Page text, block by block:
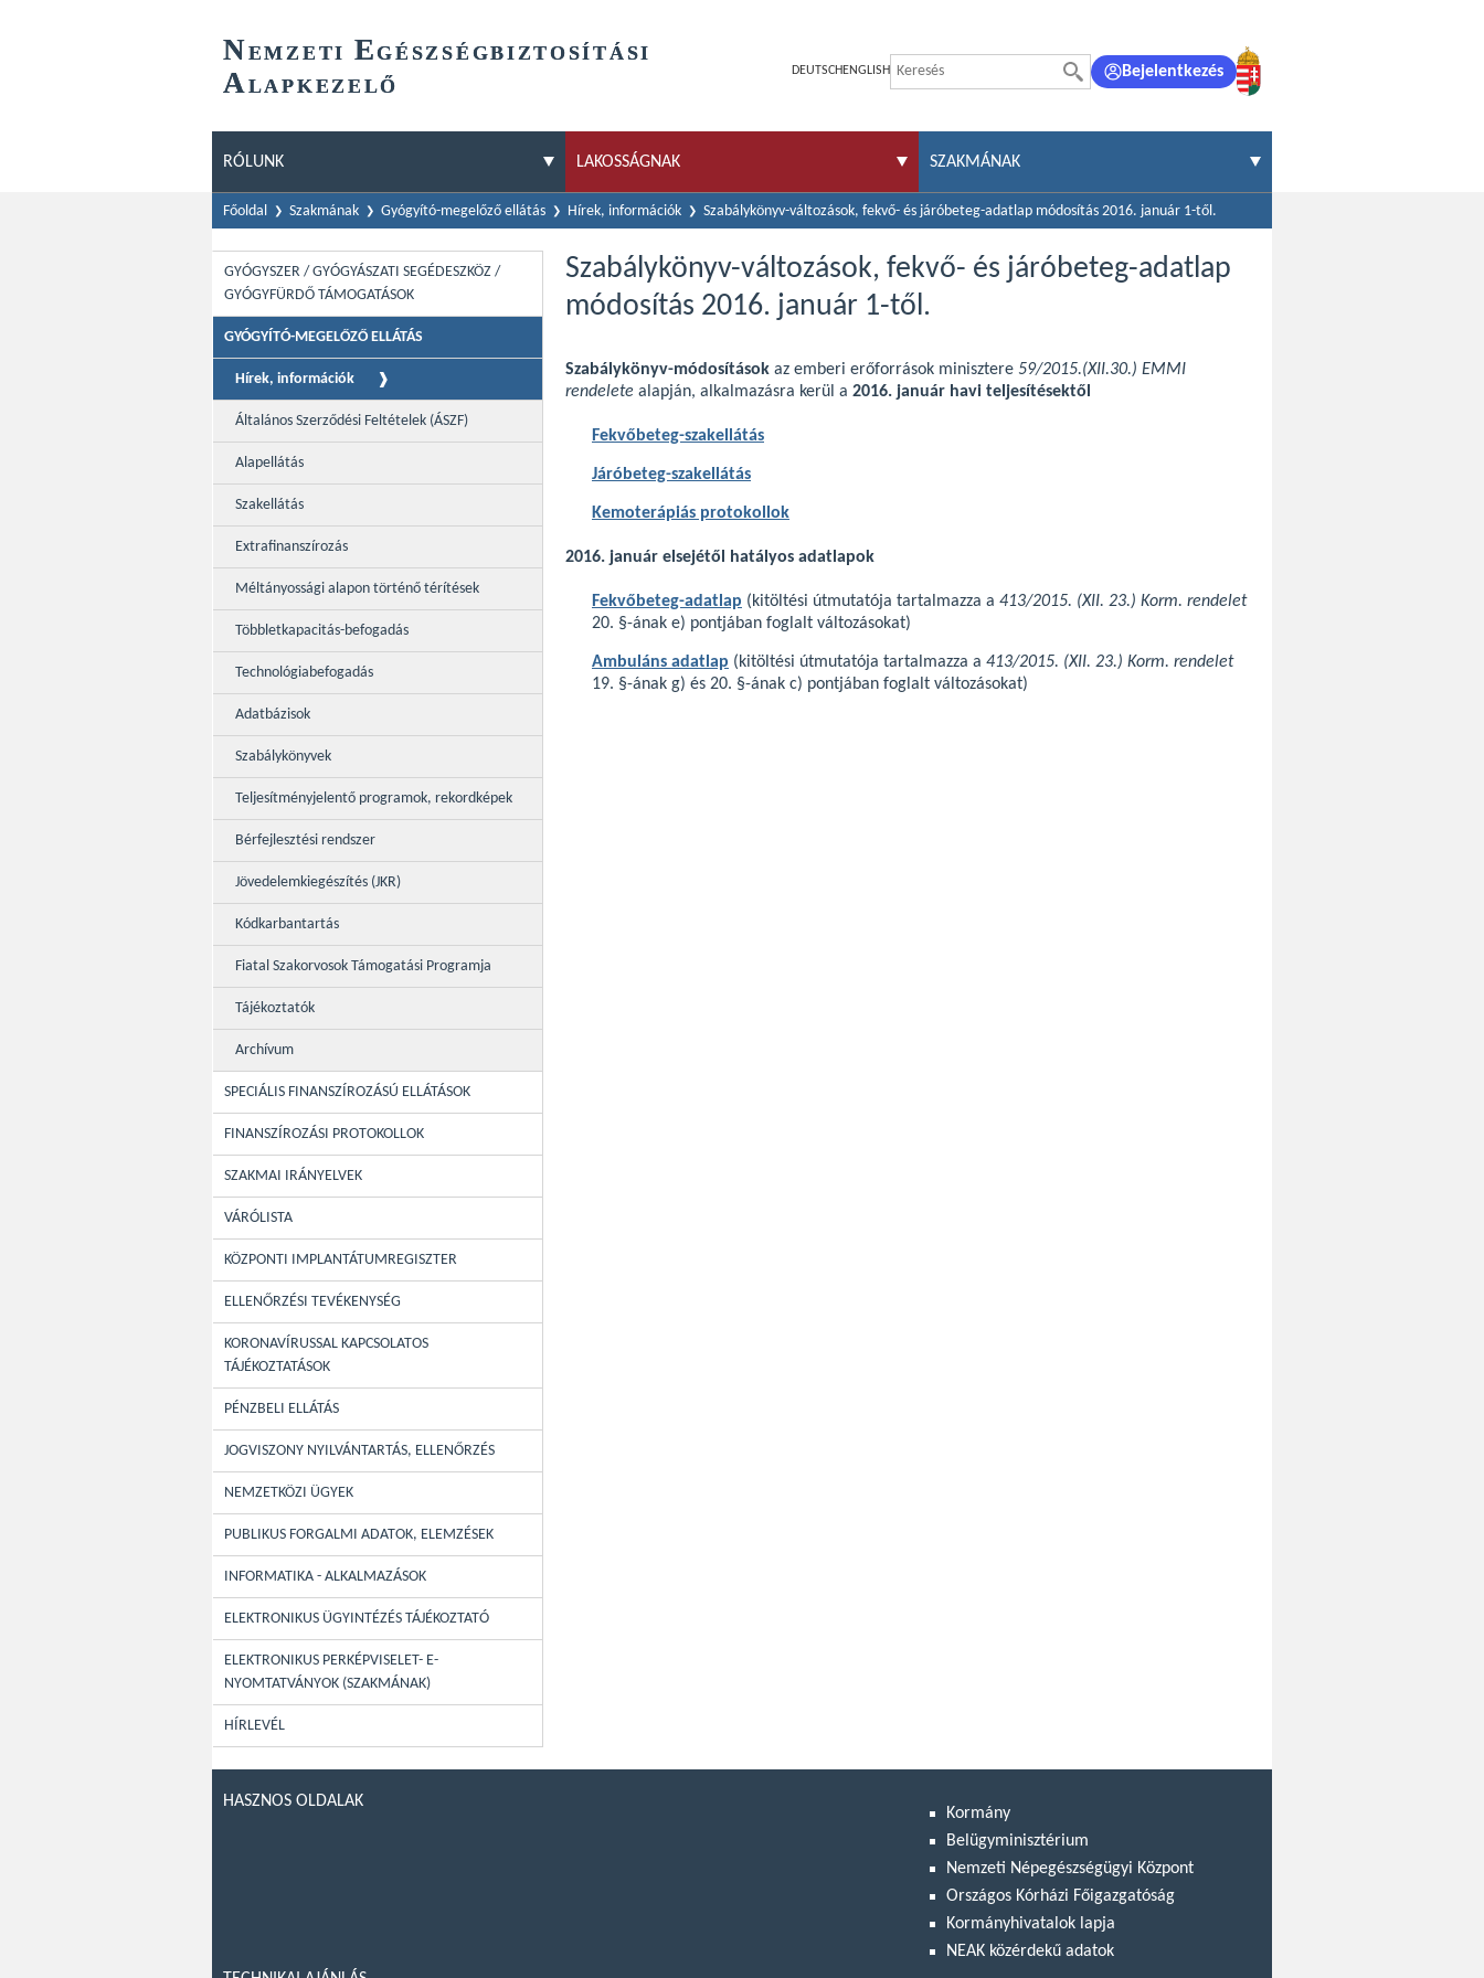
NEMZETI EGÉSZSÉGBIZTOSÍTÁSI
ALAPKEZELŐ
DEUTSCH ENGLISH Bejelentkezés
RÓLUNK LAKOSSÁGNAK SZAKMÁNAK
Főoldal Szakmának Gyógyító-megelőző ellátás Hírek, információk Szabálykönyv-változások, fekvő- és járóbeteg-adatlap módosítás 2016. január 1-től.
GYÓGYSZER / GYÓGYÁSZATI SEGÉDESZKÖZ /
GYÓGYFÜRDŐ TÁMOGATÁSOK
GYÓGYÍTÓ-MEGELŐZŐ ELLÁTÁS
Hírek, információk
Általános Szerződési Feltételek (ÁSZF)
Alapellátás
Szakellátás
Extrafinanszírozás
Méltányossági alapon történő térítések
Többletkapacitás-befogadás
Technológiabefogadás
Adatbázisok
Szabálykönyvek
Teljesítményjelentő programok, rekordképek
Bérfejlesztési rendszer
Jövedelemkiegészítés (JKR)
Kódkarbantartás
Fiatal Szakorvosok Támogatási Programja
Tájékoztatók
Archívum
SPECIÁLIS FINANSZÍROZÁSÚ ELLÁTÁSOK
FINANSZÍROZÁSI PROTOKOLLOK
SZAKMAI IRÁNYELVEK
VÁRÓLISTA
KÖZPONTI IMPLANTÁTUMREGISZTER
ELLENŐRZÉSI TEVÉKENYSÉG
KORONAVÍRUSSAL KAPCSOLATOS
TÁJÉKOZTATÁSOK
PÉNZBELI ELLÁTÁS
JOGVISZONY NYILVÁNTARTÁS, ELLENŐRZÉS
NEMZETKÖZI ÜGYEK
PUBLIKUS FORGALMI ADATOK, ELEMZÉSEK
INFORMATIKA - ALKALMAZÁSOK
ELEKTRONIKUS ÜGYINTÉZÉS TÁJÉKOZTATÓ
ELEKTRONIKUS PERKÉPVISELET- E-
NYOMTATVÁNYOK (SZAKMÁNAK)
HÍRLEVÉL
Szabálykönyv-változások, fekvő- és járóbeteg-adatlap
módosítás 2016. január 1-től.
Szabálykönyv-módosítások az emberi erőforrások minisztere 59/2015.(XII.30.) EMMI
rendelete alapján, alkalmazásra kerül a 2016. január havi teljesítésektől
Fekvőbeteg-szakellátás
Járóbeteg-szakellátás
Kemoterápiás protokollok
2016. január elsejétől hatályos adatlapok
Fekvőbeteg-adatlap (kitöltési útmutatója tartalmazza a 413/2015. (XII. 23.) Korm. rendelet
20. §-ának e) pontjában foglalt változásokat)
Ambuláns adatlap (kitöltési útmutatója tartalmazza a 413/2015. (XII. 23.) Korm. rendelet
19. §-ának g) és 20. §-ának c) pontjában foglalt változásokat)
HASZNOS OLDALAK
Kormány
Belügyminisztérium
Nemzeti Népegészségügyi Központ
Országos Kórházi Főigazgatóság
Kormányhivatalok lapja
NEAK közérdekű adatok